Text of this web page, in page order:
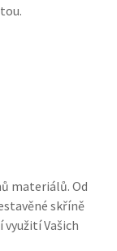
materiálů. Od
skříně
Vašich